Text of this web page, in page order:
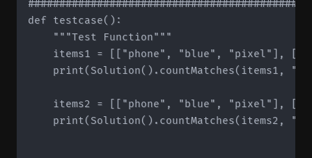
def testcase():
    """Test Function"""
items1 = [["phone", "blue", "pixel"],
print(Solution().countMatches(items1,
items2 = [["phone", "blue", "pixel"],
print(Solution().countMatches(items2,